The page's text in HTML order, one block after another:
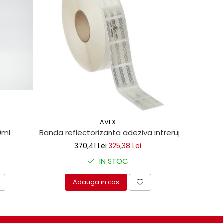
AVEX
Banda reflectorizanta adeziva intrerupta pentru
370,41 Lei325,38 Lei
IN STOC
Adauga in cos